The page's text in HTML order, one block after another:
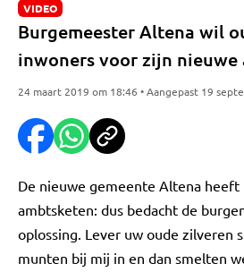
VIDEO
Burgemeester Altena wil
inwoners voor zijn nieuwe
24 maart 2019 om 18:46 • Aangepast 19
De nieuwe gemeente Altena heeft
ambtsketen: dus bedacht de
oplossing. Lever uw oude zilveren
munten bij mij in en dan smelten